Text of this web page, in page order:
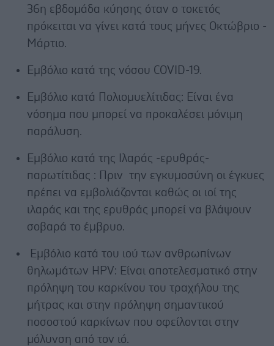
36η εβδομάδα κύησης όταν ο τοκετός
πρόκειται να γίνει κατά τους μήνες Οκτώβριο -
Μάρτιο.
Εμβόλιο κατά της νόσου COVID-19.
Εμβόλιο κατά Πολιομυελίτιδας: Είναι ένα
νόσημα που μπορεί να προκαλέσει μόνιμη
παράλυση.
Εμβόλιο κατά της Ιλαράς -ερυθράς-
παρωτίτιδας :
Πριν την εγκυμοσύνη οι έγκυες
πρέπει να εμβολιάζονται καθώς οι ιοί της
ιλαράς και της ερυθράς μπορεί να βλάψουν
σοβαρά το έμβρυο.
Εμβόλιο κατά του ιού των ανθρωπίνων
θηλωμάτων HPV: Είναι αποτελεσματικό στην
πρόληψη του καρκίνου του τραχήλου της
μήτρας και στην πρόληψη σημαντικού
ποσοστού καρκίνων που οφείλονται στην
μόλυνση από τον ιό.